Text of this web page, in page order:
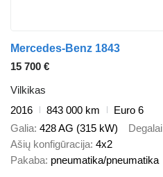
Mercedes-Benz 1843
15 700 €
Vilkikas
2016
843 000 km
Euro 6
Galia 428 AG (315 kW) Degalai
Ašių konfigūracija 4x2
Pakaba pneumatika/pneumatika